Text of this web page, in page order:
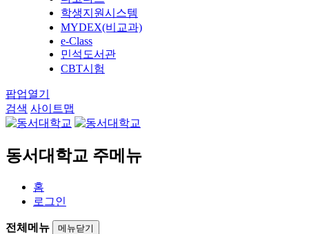
학생지원시스템
MYDEX(비교과)
e-Class
민석도서관
CBT시험
팝업열기
검색 사이트맵
동서대학교 주메뉴
홈
로그인
전체메뉴 메뉴닫기